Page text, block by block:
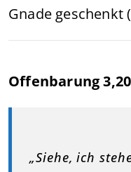
Gnade geschenkt
Offenbarung
„Siehe, ich